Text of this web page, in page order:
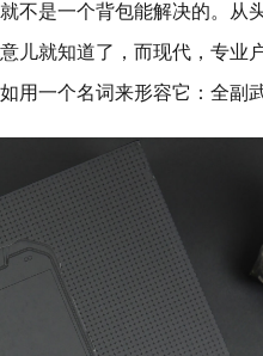
不是一个背包能解决的。从
儿就知道了，而现代，专业
用一个名词来形容它：全副